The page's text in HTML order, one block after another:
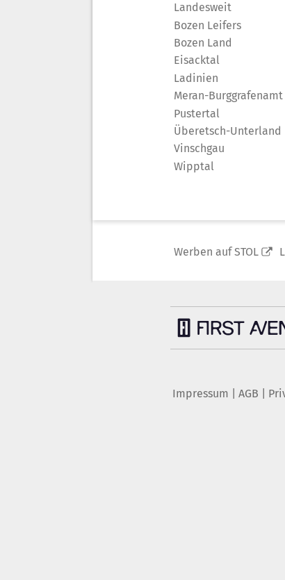
Landesweit
Bozen Leifers
Bozen Land
Eisacktal
Ladinien
Meran-Burggrafenamt
Pustertal
Überetsch-Unterland
Vinschgau
Wipptal
Werben auf STOL
Impressum AGB